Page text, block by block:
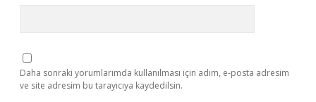
Daha sonraki yorumlarımda kullanılması için adım, e-posta adresim
ve site adresim bu tarayıcıya kaydedilsin.